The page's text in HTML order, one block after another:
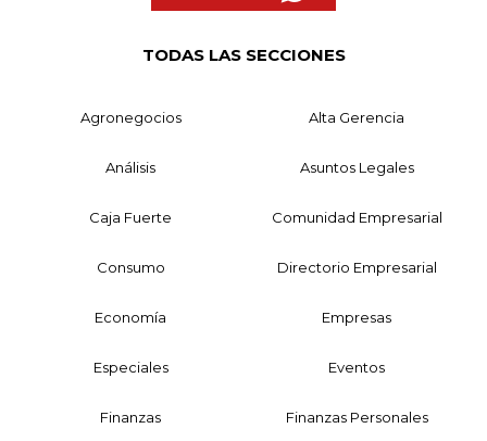
TODAS LAS SECCIONES
Agronegocios Alta Gerencia
Análisis Asuntos Legales
Caja Fuerte Comunidad Empresarial
Consumo Directorio Empresarial
Economía Empresas
Especiales Eventos
Finanzas Finanzas Personales